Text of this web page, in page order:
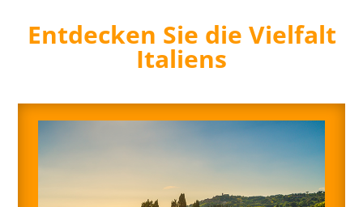
Entdecken Sie die Vielfalt
Italiens